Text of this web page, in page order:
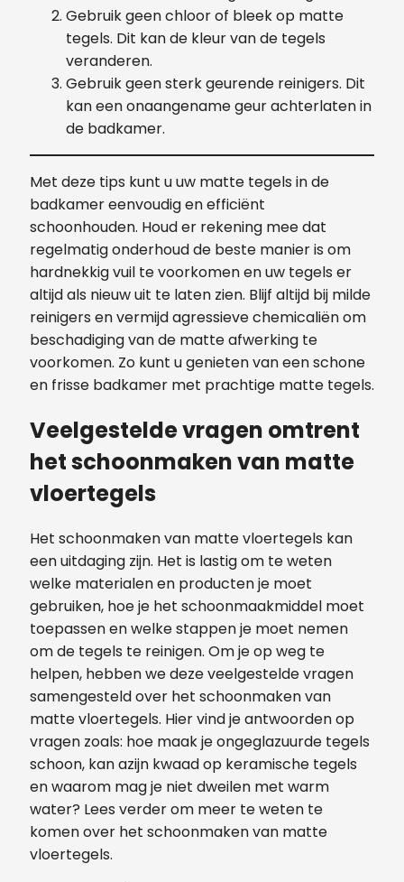
Gebruik geen chloor of bleek op matte
tegels. Dit kan de kleur van de tegels
veranderen.
Gebruik geen sterk geurende reinigers. Dit
kan een onaangename geur achterlaten in
de badkamer.
Met deze tips kunt u uw matte tegels in de
badkamer eenvoudig en efficiënt
schoonhouden. Houd er rekening mee dat
regelmatig onderhoud de beste manier is om
hardnekkig vuil te voorkomen en uw tegels er
altijd als nieuw uit te laten zien. Blijf altijd bij milde
reinigers en vermijd agressieve chemicaliën om
beschadiging van de matte afwerking te
voorkomen. Zo kunt u genieten van een schone
en frisse badkamer met prachtige matte tegels.
Veelgestelde vragen omtrent
het schoonmaken van matte
vloertegels
Het schoonmaken van matte vloertegels kan
een uitdaging zijn. Het is lastig om te weten
welke materialen en producten je moet
gebruiken, hoe je het schoonmaakmiddel moet
toepassen en welke stappen je moet nemen
om de tegels te reinigen. Om je op weg te
helpen, hebben we deze veelgestelde vragen
samengesteld over het schoonmaken van
matte vloertegels. Hier vind je antwoorden op
vragen zoals: hoe maak je ongeglazuurde tegels
schoon, kan azijn kwaad op keramische tegels
en waarom mag je niet dweilen met warm
water? Lees verder om meer te weten te
komen over het schoonmaken van matte
vloertegels.